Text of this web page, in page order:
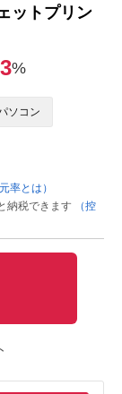
ットプリン
%
ソコン
率とは）
納税できます
（控